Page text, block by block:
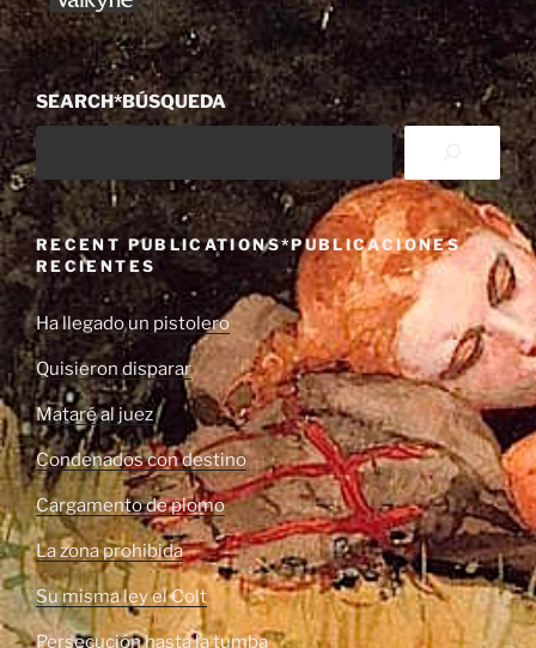
SEARCH*BÚSQUEDA
RECENT PUBLICATIONS*PUBLICACIONES
RECIENTES
Ha llegado un pistolero
Quisieron disparar
Mataré al juez
Condenados con destino
Cargamento de plomo
La zona prohibida
Su misma ley el Colt
Persecución hasta la tumba